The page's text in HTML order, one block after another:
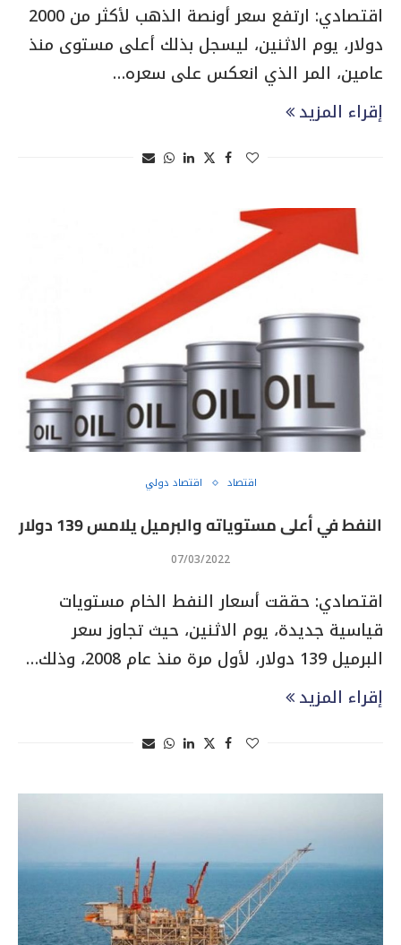
اقتصادي: ارتفع سعر أونصة الذهب لأكثر من 2000
دولار، يوم الاثنين، ليسجل بذلك أعلى مستوى منذ
عامين، المر الذي انعكس على سعره…
إقراء المزيد
اقتصاد اقتصاد دولي
النفط في أعلى مستوياته والبرميل يلامس 139 دولار
07/03/2022
اقتصادي: حققت أسعار النفط الخام مستويات
قياسية جديدة، يوم الاثنين، حيث تجاوز سعر
البرميل 139 دولار، لأول مرة منذ عام 2008، وذلك…
إقراء المزيد